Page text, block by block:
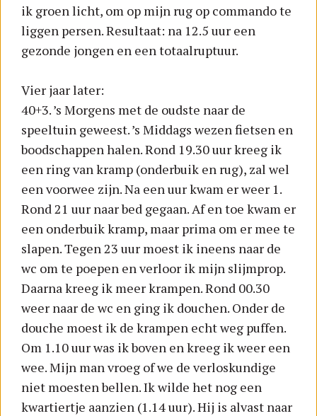
ik groen licht, om op mijn rug op commando te
liggen persen. Resultaat: na 12.5 uur een
gezonde jongen en een totaalruptuur.
Vier jaar later:
40+3. ’s Morgens met de oudste naar de
speeltuin geweest. ’s Middags wezen fietsen en
boodschappen halen. Rond 19.30 uur kreeg ik
een ring van kramp (onderbuik en rug), zal wel
een voorwee zijn. Na een uur kwam er weer 1.
Rond 21 uur naar bed gegaan. Af en toe kwam er
een onderbuik kramp, maar prima om er mee te
slapen. Tegen 23 uur moest ik ineens naar de
wc om te poepen en verloor ik mijn slijmprop.
Daarna kreeg ik meer krampen. Rond 00.30
weer naar de wc en ging ik douchen. Onder de
douche moest ik de krampen echt weg puffen.
Om 1.10 uur was ik boven en kreeg ik weer een
wee. Mijn man vroeg of we de verloskundige
niet moesten bellen. Ik wilde het nog een
kwartiertje aanzien (1.14 uur). Hij is alvast naar